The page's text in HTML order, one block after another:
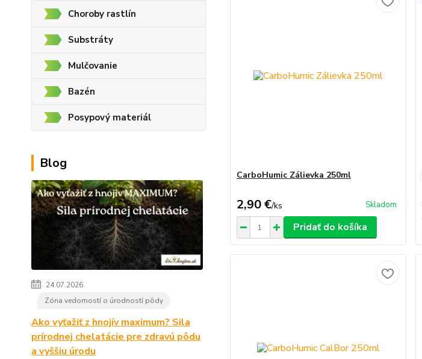
Choroby rastlín
Substráty
Mulčovanie
Bazén
Posypový materiál
Blog
24.07.2026
Zóna vedomostí o úrodností pôdy
Ako vyťažiť z hnojív maximum? Sila
prírodnej chelatácie pre zdravú pôdu
a vyššiu úrodu
CarboHumic Zálievka 250ml
2,90 €/ks Skladom
Pridať do košíka